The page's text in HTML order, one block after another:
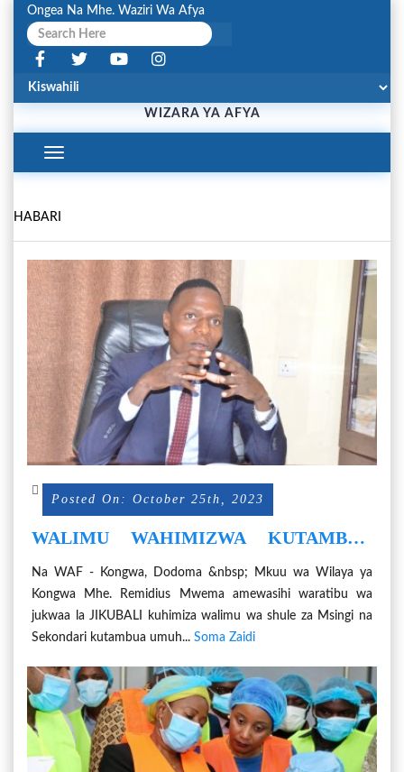
Ongea Na Mhe. Waziri Wa Afya
WIZARA YA AFYA
Toggle
Navigation
HABARI
Posted On: October 25th, 2023
WALIMU WAHIMIZWA KUTAMBUA
Na WAF - Kongwa, Dodoma &nbsp; Mkuu wa Wilaya ya
Kongwa Mhe. Remidius Mwema amewasihi waratibu wa
jukwaa la JIKUBALI kuhimiza walimu wa shule za Msingi na
Sekondari kutambua umuh... Soma Zaidi